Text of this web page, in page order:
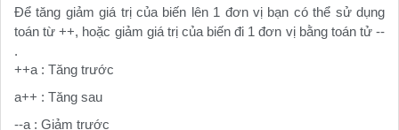
Để tăng giảm giá trị của biến lên 1 đơn vị bạn có thể sử dụng
toán từ ++, hoặc giảm giá trị của biến đi 1 đơn vị bằng toán tử --
.
++a : Tăng trước
a++ : Tăng sau
--a : Giảm trước